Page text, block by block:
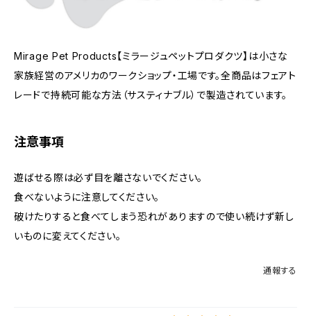
Mirage Pet Products【ミラージュペットプロダクツ】は小さな
家族経営のアメリカのワークショップ・工場です。全商品はフェアト
レードで持続可能な方法（サスティナブル）で製造されています。
注意事項
遊ばせる際は必ず目を離さないでください。
食べないように注意してください。
破けたりすると食べてしまう恐れがありますので使い続けず新し
いものに変えてください。
通報する